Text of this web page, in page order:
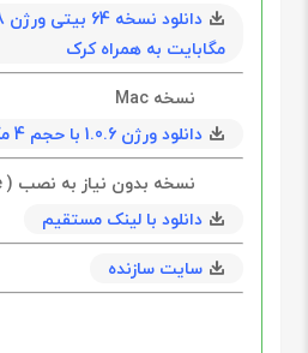
مگابايت به همراه کرک
نسخه Mac
دانلود ورژن 1.0.6 با حجم 4 مگابايت
نسخه بدون نیاز به نصب ( Portable )
دانلود با لینک مستقیم
سایت سازنده